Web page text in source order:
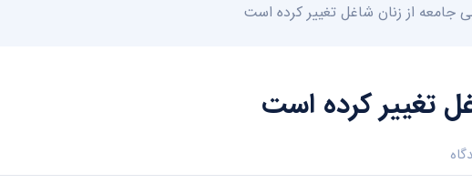
جامعه از زنان شاغل تغییر کرده است
تغییر کرده است